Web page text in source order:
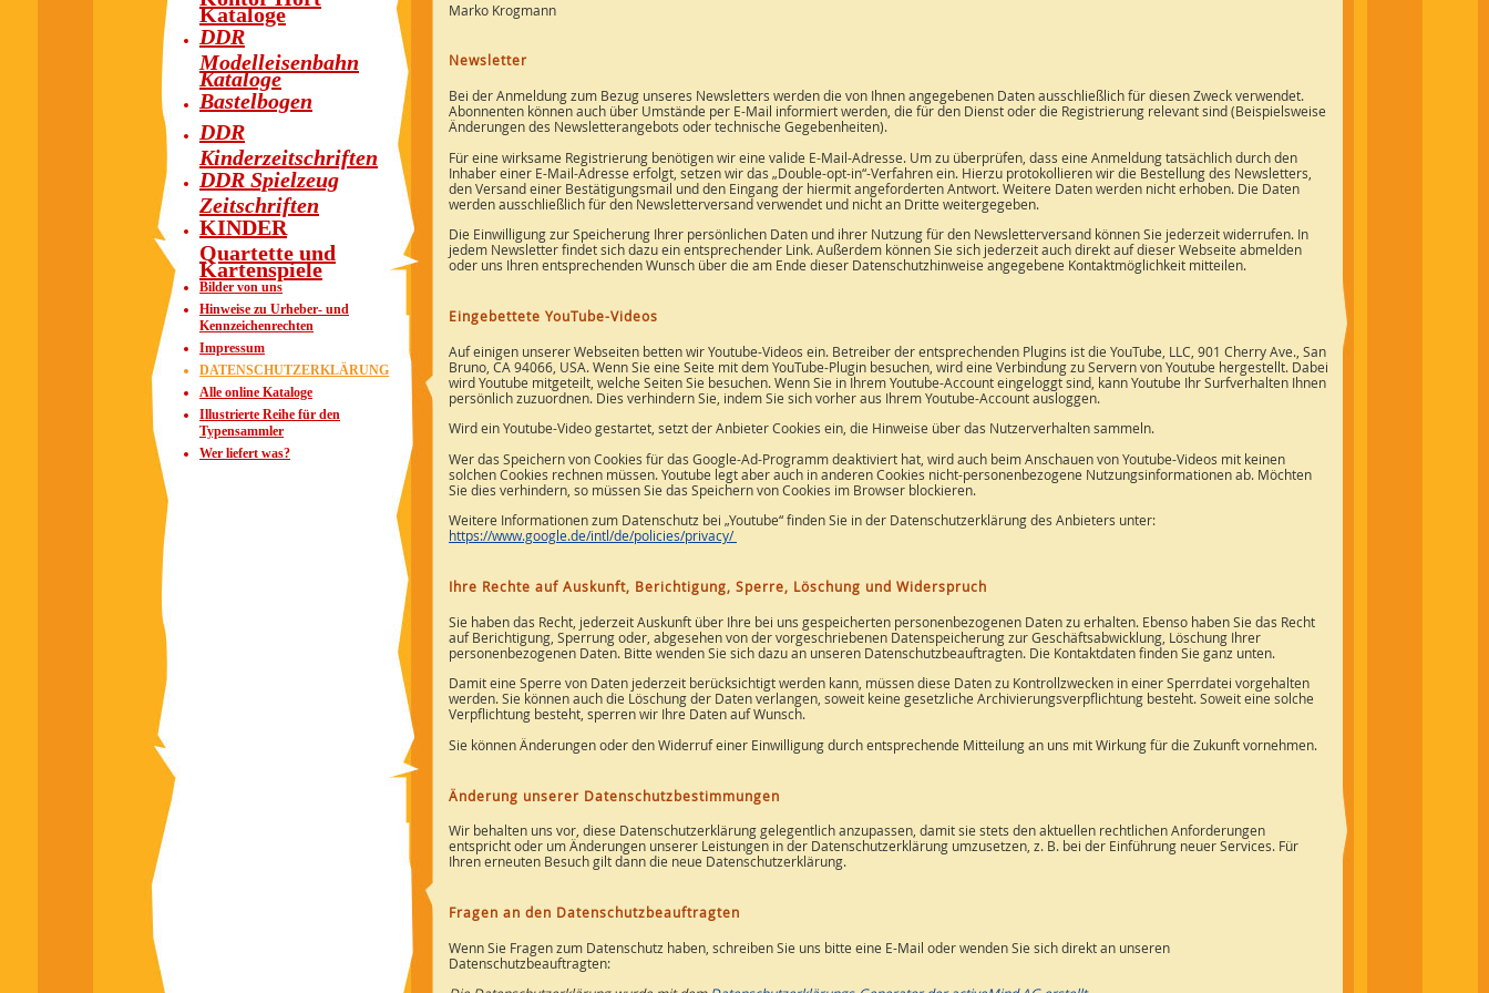
Kataloge
DDR
Modelleisenbahn
Kataloge
Bastelbogen
DDR
Kinderzeitschriften
DDR Spielzeug
Zeitschriften
KINDER
Quartette und
Kartenspiele
Bilder von uns
Hinweise zu Urheber- und
Kennzeichenrechten
Impressum
DATENSCHUTZERKLÄRUNG
Alle online Kataloge
Illustrierte Reihe für den
Typensammler
Wer liefert was?
Marko Krogmann
Newsletter
Bei der Anmeldung zum Bezug unseres Newsletters werden die von Ihnen angegebenen Daten ausschließlich für diesen Zweck verwendet.
Abonnenten können auch über Umstände per E-Mail informiert werden, die für den Dienst oder die Registrierung relevant sind (Beispielsweise
Änderungen des Newsletterangebots oder technische Gegebenheiten).
Für eine wirksame Registrierung benötigen wir eine valide E-Mail-Adresse. Um zu überprüfen, dass eine Anmeldung tatsächlich durch den
Inhaber einer E-Mail-Adresse erfolgt, setzen wir das „Double-opt-in“-Verfahren ein. Hierzu protokollieren wir die Bestellung des Newsletters,
den Versand einer Bestätigungsmail und den Eingang der hiermit angeforderten Antwort. Weitere Daten werden nicht erhoben. Die Daten
werden ausschließlich für den Newsletterversand verwendet und nicht an Dritte weitergegeben.
Die Einwilligung zur Speicherung Ihrer persönlichen Daten und ihrer Nutzung für den Newsletterversand können Sie jederzeit widerrufen. In
jedem Newsletter findet sich dazu ein entsprechender Link. Außerdem können Sie sich jederzeit auch direkt auf dieser Webseite abmelden
oder uns Ihren entsprechenden Wunsch über die am Ende dieser Datenschutzhinweise angegebene Kontaktmöglichkeit mitteilen.
Eingebettete YouTube-Videos
Auf einigen unserer Webseiten betten wir Youtube-Videos ein. Betreiber der entsprechenden Plugins ist die YouTube, LLC, 901 Cherry Ave., San
Bruno, CA 94066, USA. Wenn Sie eine Seite mit dem YouTube-Plugin besuchen, wird eine Verbindung zu Servern von Youtube hergestellt. Dabei
wird Youtube mitgeteilt, welche Seiten Sie besuchen. Wenn Sie in Ihrem Youtube-Account eingeloggt sind, kann Youtube Ihr Surfverhalten Ihnen
persönlich zuzuordnen. Dies verhindern Sie, indem Sie sich vorher aus Ihrem Youtube-Account ausloggen.
Wird ein Youtube-Video gestartet, setzt der Anbieter Cookies ein, die Hinweise über das Nutzerverhalten sammeln.
Wer das Speichern von Cookies für das Google-Ad-Programm deaktiviert hat, wird auch beim Anschauen von Youtube-Videos mit keinen
solchen Cookies rechnen müssen. Youtube legt aber auch in anderen Cookies nicht-personenbezogene Nutzungsinformationen ab. Möchten
Sie dies verhindern, so müssen Sie das Speichern von Cookies im Browser blockieren.
Weitere Informationen zum Datenschutz bei „Youtube“ finden Sie in der Datenschutzerklärung des Anbieters unter:
https://www.google.de/intl/de/policies/privacy/
Ihre Rechte auf Auskunft, Berichtigung, Sperre, Löschung und Widerspruch
Sie haben das Recht, jederzeit Auskunft über Ihre bei uns gespeicherten personenbezogenen Daten zu erhalten. Ebenso haben Sie das Recht
auf Berichtigung, Sperrung oder, abgesehen von der vorgeschriebenen Datenspeicherung zur Geschäftsabwicklung, Löschung Ihrer
personenbezogenen Daten. Bitte wenden Sie sich dazu an unseren Datenschutzbeauftragten. Die Kontaktdaten finden Sie ganz unten.
Damit eine Sperre von Daten jederzeit berücksichtigt werden kann, müssen diese Daten zu Kontrollzwecken in einer Sperrdatei vorgehalten
werden. Sie können auch die Löschung der Daten verlangen, soweit keine gesetzliche Archivierungsverpflichtung besteht. Soweit eine solche
Verpflichtung besteht, sperren wir Ihre Daten auf Wunsch.
Sie können Änderungen oder den Widerruf einer Einwilligung durch entsprechende Mitteilung an uns mit Wirkung für die Zukunft vornehmen.
Änderung unserer Datenschutzbestimmungen
Wir behalten uns vor, diese Datenschutzerklärung gelegentlich anzupassen, damit sie stets den aktuellen rechtlichen Anforderungen
entspricht oder um Änderungen unserer Leistungen in der Datenschutzerklärung umzusetzen, z. B. bei der Einführung neuer Services. Für
Ihren erneuten Besuch gilt dann die neue Datenschutzerklärung.
Fragen an den Datenschutzbeauftragten
Wenn Sie Fragen zum Datenschutz haben, schreiben Sie uns bitte eine E-Mail oder wenden Sie sich direkt an unseren
Datenschutzbeauftragten: